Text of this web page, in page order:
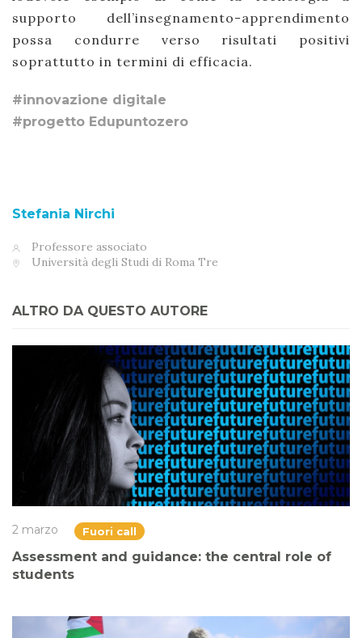
supporto dell’insegnamento-apprendimento
possa condurre verso risultati positivi
soprattutto in termini di efficacia.
#innovazione digitale
#progetto Edupuntozero
Stefania Nirchi
Professore associato
Università degli Studi di Roma Tre
ALTRO DA QUESTO AUTORE
2 marzo Fuori call
Assessment and guidance: the central role of
students